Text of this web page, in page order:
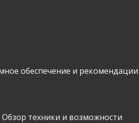
обеспечение и рекомендации
Обзор техники и возможности